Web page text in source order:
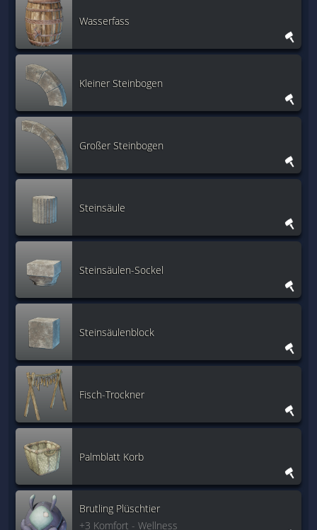
Wasserfass
Kleiner Steinbogen
Großer Steinbogen
Steinsäule
Steinsäulen-Sockel
Steinsäulenblock
Fisch-Trockner
Palmblatt Korb
Brutling Plüschtier
+3 Komfort - Wellness